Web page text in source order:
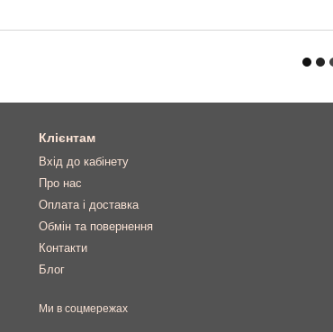
Клієнтам
Вхід до кабінету
Про нас
Оплата і доставка
Обмін та повернення
Контакти
Блог
Ми в соцмережах